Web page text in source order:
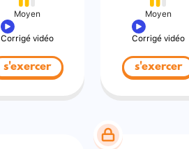
Moyen
Corrigé vidéo
s'exercer
Moyen
Corrigé vidéo
s'exercer